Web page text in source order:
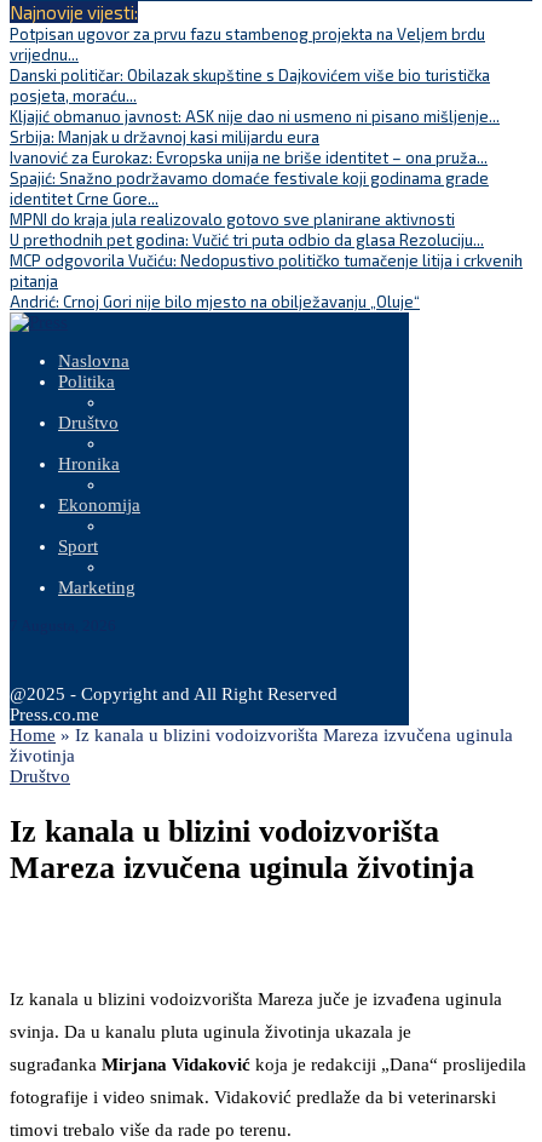
Najnovije vijesti:
Potpisan ugovor za prvu fazu stambenog projekta na Veljem brdu
vrijednu...
Danski političar: Obilazak skupštine s Dajkovićem više bio turistička
posjeta, moraću...
Kljajić obmanuo javnost: ASK nije dao ni usmeno ni pisano mišljenje...
Srbija: Manjak u državnoj kasi milijardu eura
Ivanović za Eurokaz: Evropska unija ne briše identitet – ona pruža...
Spajić: Snažno podržavamo domaće festivale koji godinama grade
identitet Crne Gore...
MPNI do kraja jula realizovalo gotovo sve planirane aktivnosti
U prethodnih pet godina: Vučić tri puta odbio da glasa Rezoluciju...
MCP odgovorila Vučiću: Nedopustivo političko tumačenje litija i crkvenih
pitanja
Andrić: Crnoj Gori nije bilo mjesto na obilježavanju „Oluje“
Naslovna
Politika
Društvo
Hronika
Ekonomija
Sport
Marketing
@2025 - Copyright and All Right Reserved
Press.co.me
Home » Iz kanala u blizini vodoizvorišta Mareza izvučena uginula
životinja
Društvo
Iz kanala u blizini vodoizvorišta
Mareza izvučena uginula životinja
Iz kanala u blizini vodoizvorišta Mareza juče je izvađena uginula
svinja. Da u kanalu pluta uginula životinja ukazala je
sugrađanka Mirjana Vidaković koja je redakciji „Dana“ proslijedila
fotografije i video snimak. Vidaković predlaže da bi veterinarski
timovi trebalo više da rade po terenu.